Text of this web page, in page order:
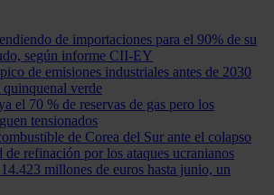
de importaciones para el 90% de su
según informe CII-EY
de emisiones industriales antes de 2030
verde
el 70 % de reservas de gas pero los
tensionados
de Corea del Sur ante el colapso
de refinación por los ataques ucranianos
millones de euros hasta junio, un